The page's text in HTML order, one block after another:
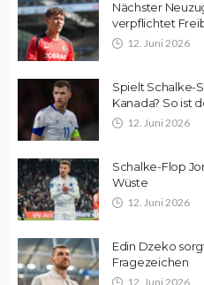
Nächster
verpflichtet
12. Juni 2026
Spielt Schalke-
Kanada? So ist
12. Juni 2026
Schalke-Flop
Wüste
12. Juni 2026
Edin Dzeko
Fragezeichen
12. Juni 2026